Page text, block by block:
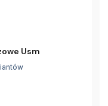
Usm